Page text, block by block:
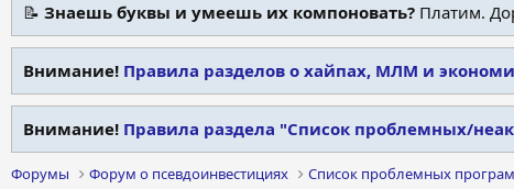
📝 Знаешь буквы и умеешь их компоновать? Платим.
Внимание! Правила разделов о хайпах, МЛМ и
Внимание! Правила раздела "Список проблемных/
Форумы Форум о псевдоинвестициях Список проблемных